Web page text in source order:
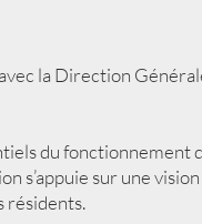
la Direction
du fonctionnement
s’appuie sur une
résidents.